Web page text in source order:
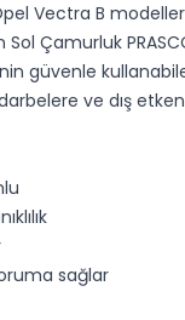
Vectra B
Sol Çamurluk
güvenle
ve dış
sağlar